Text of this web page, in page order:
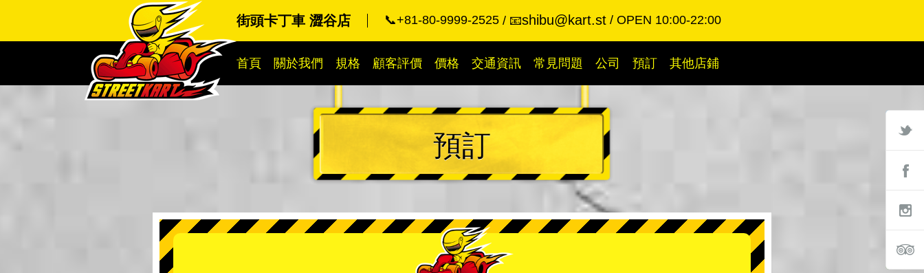
街頭卡丁車 澀谷店 📞+81-80-9999-2525 📧shibu@kart.st OPEN 10:00-22:00
首頁 關於我們 規格 顧客評價 價格 交通資訊 常見問題 公司 預訂 其他店鋪
預訂